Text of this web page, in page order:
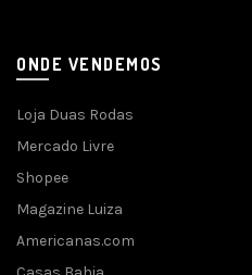
ONDE VENDEMOS
Loja Duas Rodas
Mercado Livre
Shopee
Magazine Luiza
Americanas.com